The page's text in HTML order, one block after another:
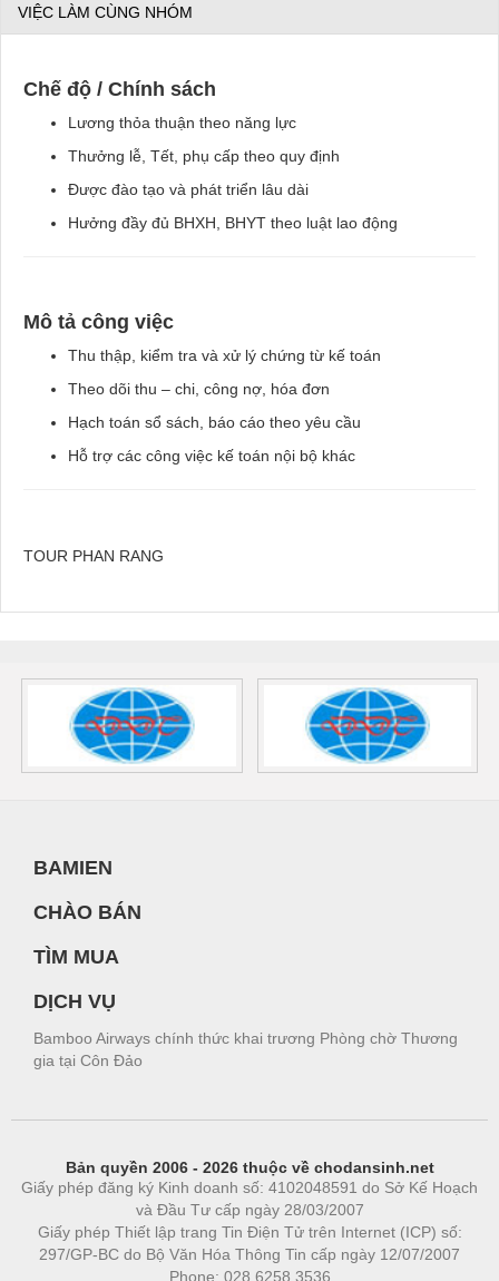
VIỆC LÀM CÙNG NHÓM
Chế độ / Chính sách
Lương thỏa thuận theo năng lực
Thưởng lễ, Tết, phụ cấp theo quy định
Được đào tạo và phát triển lâu dài
Hưởng đầy đủ BHXH, BHYT theo luật lao động
Mô tả công việc
Thu thập, kiểm tra và xử lý chứng từ kế toán
Theo dõi thu – chi, công nợ, hóa đơn
Hạch toán sổ sách, báo cáo theo yêu cầu
Hỗ trợ các công việc kế toán nội bộ khác
TOUR PHAN RANG
BAMIEN
CHÀO BÁN
TÌM MUA
DỊCH VỤ
Bamboo Airways chính thức khai trương Phòng chờ Thương
gia tại Côn Đảo
Bản quyền 2006 - 2026 thuộc về chodansinh.net
Giấy phép đăng ký Kinh doanh số: 4102048591 do Sở Kế Hoạch
và Đầu Tư cấp ngày 28/03/2007
Giấy phép Thiết lập trang Tin Điện Tử trên Internet (ICP) số:
297/GP-BC do Bộ Văn Hóa Thông Tin cấp ngày 12/07/2007
Phone: 028.6258.3536